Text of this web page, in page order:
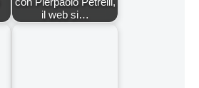
il web si…